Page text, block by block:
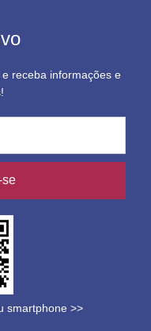
receba informações e
se
smartphone >>